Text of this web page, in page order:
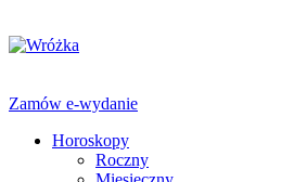
Zamów e-wydanie
Horoskopy
Roczny